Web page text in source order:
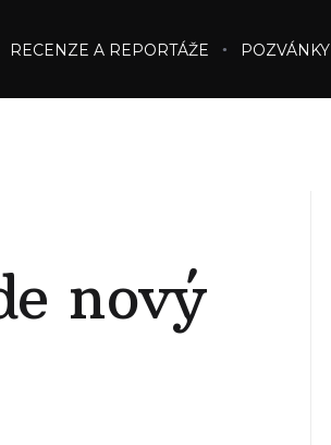
RECENZE A REPORTÁŽE POZVÁNKY
nový